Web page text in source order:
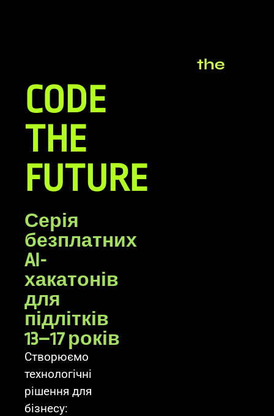
CODE
THE
FUTURE
Серія
безплатних
AI-
хакатонів
для
підлітків
13–17 років
Створюємо
технологічні
рішення для
бізнесу: